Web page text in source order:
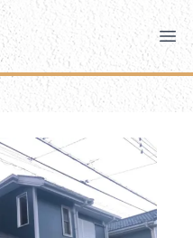
ンド
創業100年の安心 ペイン
ンド
安心の取り組み
よくあるご質問